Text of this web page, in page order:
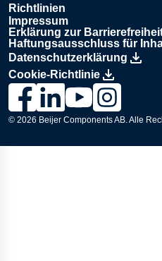
Richtlinien
Impressum
Erklärung zur
Haftungsausschluss für
Datenschutzerklärung
Cookie-Richtlinie
Link zur Lesjöfors-Seite auf
Link zur Lesjöfors-Seite
Link zumLink zur
© 2026 Beijer Components AB. Alle